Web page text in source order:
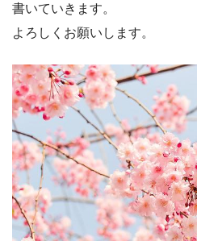
書いていきます。
よろしくお願いします。